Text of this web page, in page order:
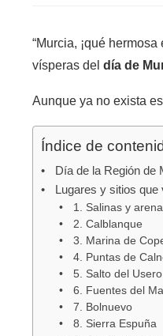
“Murcia, ¡qué
vísperas del día de
Aunque ya no exista
Índice de
Día de la Región de
Lugares y sitios
1. Salinas y
2. Calblanque
3. Marina de
4. Puntas de
5. Salto del Usero
6. Fuentes del
7. Bolnuevo
8. Sierra Espuña